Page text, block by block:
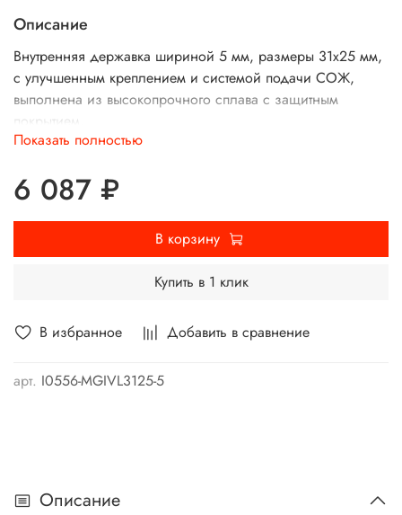
В избранное Добавить в сравнение
арт. I0556-MGIVL3125-5
Описание
Внутренняя державка шириной 5 мм, размеры 31х25 мм,
с улучшенным креплением и системой подачи СОЖ,
выполнена из высокопрочного сплава с защитным
покрытием.
Показать полностью
6 087 ₽
В корзину
Купить в 1 клик
Описание